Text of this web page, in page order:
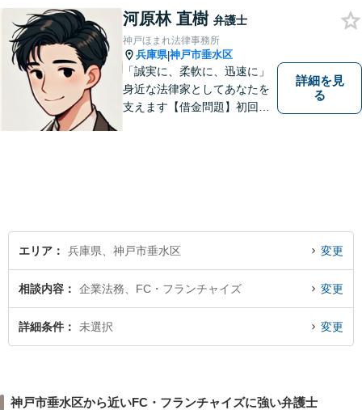
は数多くあります。 小さな悩
み事が大きなトラブルや事件
になってしまう前に、ご相談
ください。
河原林 直樹 弁護士
神戸ほまれ法律事務所
兵庫県|神戸市垂水区
「誠実に、柔軟に、迅速に」
身近な法律家としてあなたを
支えます【借金問題】初回相
詳細を見
る
エリア 兵庫県、神戸市垂水区 変更
相談内容 企業法務、FC・フランチャイズ 変更
詳細条件 未選択 変更
神戸市垂水区から近いFC・フランチャイズに強い弁護士